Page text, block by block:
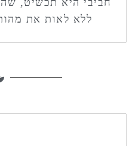
חביבי היא תכשיט,
ללא לאות את